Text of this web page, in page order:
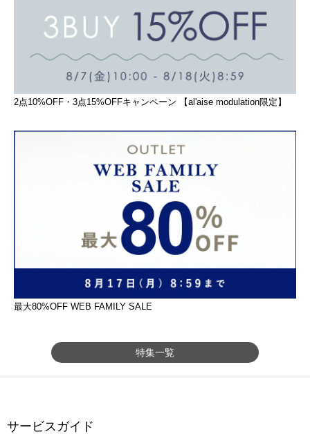
2点10%OFF・3点15%OFFキャンペーン 【al'aise modulation限定】
最大80%OFF WEB FAMILY SALE
特集一覧
サービスガイド